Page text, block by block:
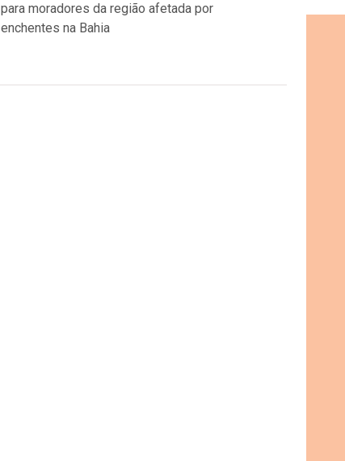
para moradores da região afetada por
enchentes na Bahia